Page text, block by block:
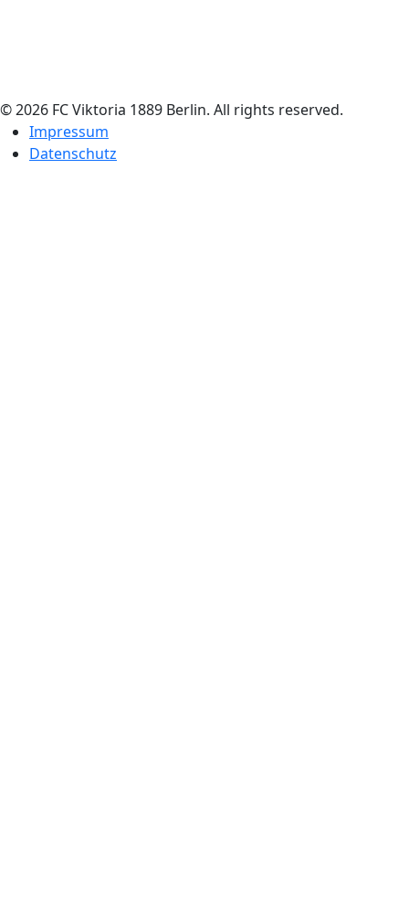
© 2026 FC Viktoria 1889 Berlin. All rights reserved.
Impressum
Datenschutz